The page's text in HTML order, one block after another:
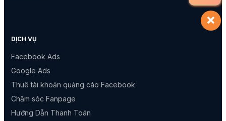
DỊCH VỤ
Facebook Ads
Google Ads
Thuê tài khoản quảng cáo Facebook
Chăm sóc Fanpage
Hướng Dẫn Thanh Toán